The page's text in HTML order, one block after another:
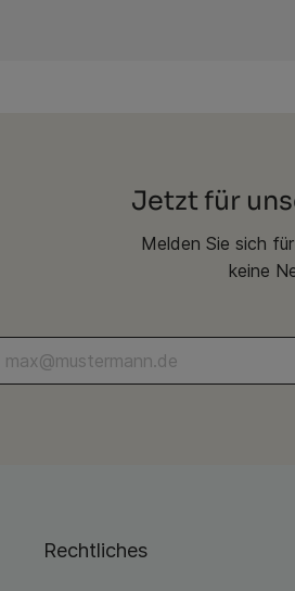
Jetzt für
Melden Sie sich
keine
Rechtliches